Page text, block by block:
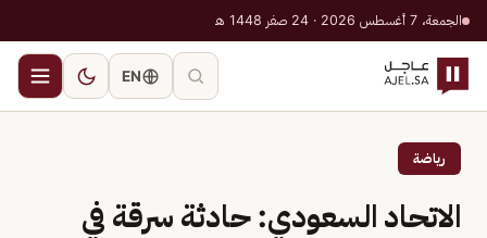
الجمعة، 7 أغسطس 2026 · 24 صفر 1448 هـ
EN
رياضة
الاتحاد السعودي: حادثة سرقة في